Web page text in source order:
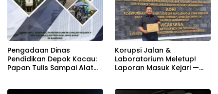
Pengadaan Dinas
Pendidikan Depok Kacau:
Papan Tulis Sampai Alat
Korupsi Jalan &
Laboratorium Meletup!
Laporan Masuk Kejari —